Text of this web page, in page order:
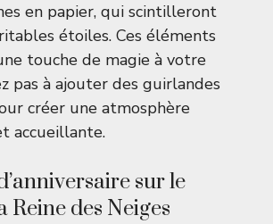
en papier, qui scintilleront
étoiles. Ces éléments
touche de magie à votre
pas à ajouter des guirlandes
créer une atmosphère
accueillante.
sur le
Reine des Neiges